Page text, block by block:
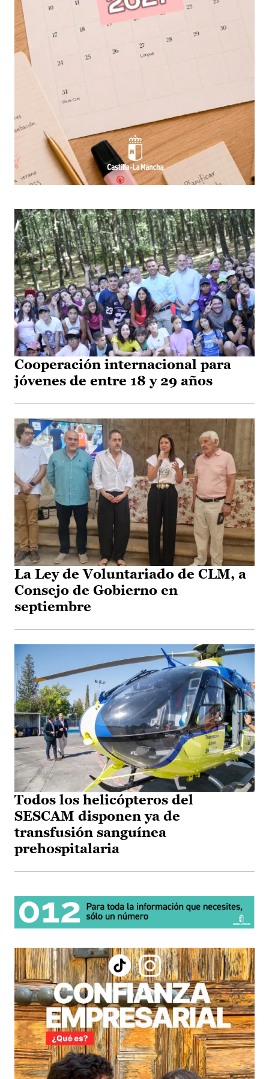
Cooperación internacional para
jóvenes de entre 18 y 29 años
La Ley de Voluntariado de CLM, a
Consejo de Gobierno en
septiembre
Todos los helicópteros del
SESCAM disponen ya de
transfusión sanguínea
prehospitalaria